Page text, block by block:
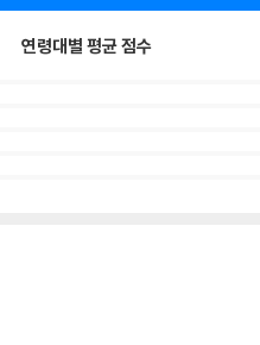
연령대별 평균 점수